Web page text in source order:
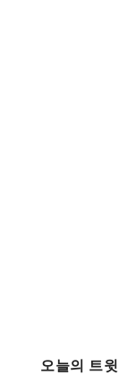
오늘의 트윗